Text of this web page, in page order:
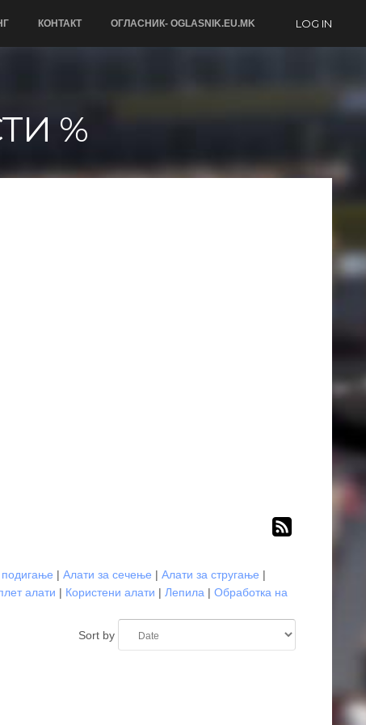
LOG IN
КОНТАКТ ОГЛАСНИК- OGLASNIK.EU.MK
%
| Алати за сечење | Алати за стругање |
алати | Користени алати | Лепила | Обработка на
Sort by